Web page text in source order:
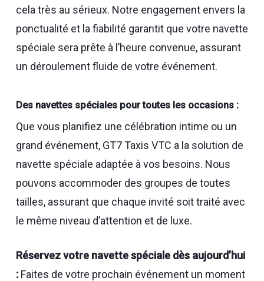
cela très au sérieux. Notre engagement envers la
ponctualité et la fiabilité garantit que votre navette
spéciale sera prête à l’heure convenue, assurant
un déroulement fluide de votre événement.
Des navettes spéciales pour toutes les occasions :
Que vous planifiez une célébration intime ou un
grand événement, GT7 Taxis VTC a la solution de
navette spéciale adaptée à vos besoins. Nous
pouvons accommoder des groupes de toutes
tailles, assurant que chaque invité soit traité avec
le même niveau d’attention et de luxe.
Réservez votre navette spéciale dès aujourd’hui
:Faites de votre prochain événement un moment